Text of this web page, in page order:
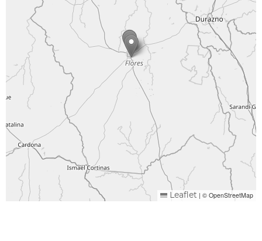
Leaflet | © OpenStreetMap